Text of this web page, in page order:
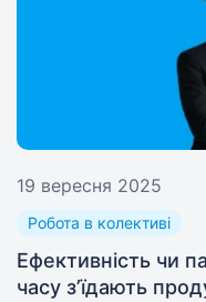
19 вересня 2025
Робота в колективі
Ефективність чи
часу з’їдають